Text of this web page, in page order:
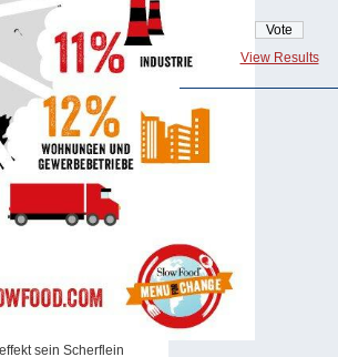
sein Scherflein
View Results